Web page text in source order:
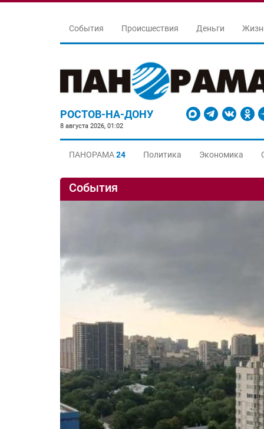
События Происшествия Деньги
РОСТОВ-НА-ДОНУ
8 августа 2026, 01:02
ПАНОРАМА24 Политика Экономика
События